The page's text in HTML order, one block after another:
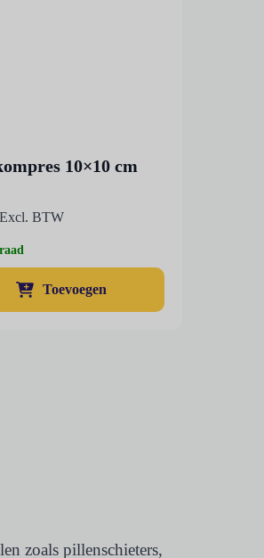
10×10 cm
Excl. BTW
Toevoegen
zoals pillenschieters,